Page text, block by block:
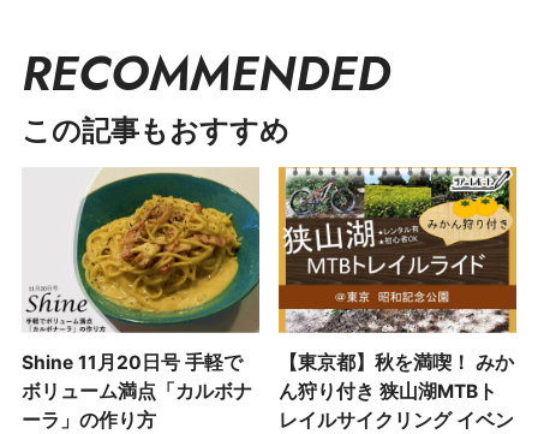
RECOMMENDED
この記事もおすすめ
Shine 11月20日号 手軽で
ボリューム満点「カルボナ
ーラ」の作り方
【東京都】秋を満喫！ みか
ん狩り付き 狭山湖MTBト
レイルサイクリング イベン